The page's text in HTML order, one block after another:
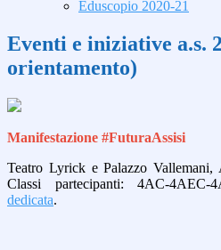
Eduscopio 2020-21
Eventi e iniziative a.s.
orientamento)
Manifestazione #FuturaAssisi
Teatro Lyrick e Palazzo Vallemani,
Classi partecipanti: 4AC-
dedicata.